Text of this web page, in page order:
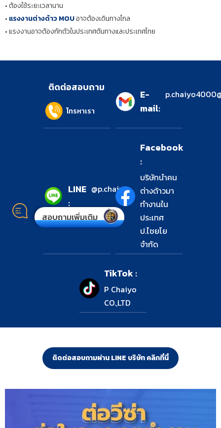
• ต้องใช้ระยะเวลานาน
• แรงงานต่างด้าว MOUอาจต้องเดินทางไกล
• แรงงานอาจต้องกักตัวในประเทศต้นทางและประเทศไทย
สอบถามเพิ่มเติม
ติดต่อสอบถาม
โทรหาเรา
E-
mail:
LINE
:
@p.chaiyo
Facebook
:
บริษัทนำคน
ต่างด้าวมา
ทำงานใน
ประเทศ
ป.ไชยโย
จำกัด
TikTok :
P Chaiyo
CO.,LTD
ติดต่อสอบถามผ่าน LINE บริษัท คลิกที่นี่